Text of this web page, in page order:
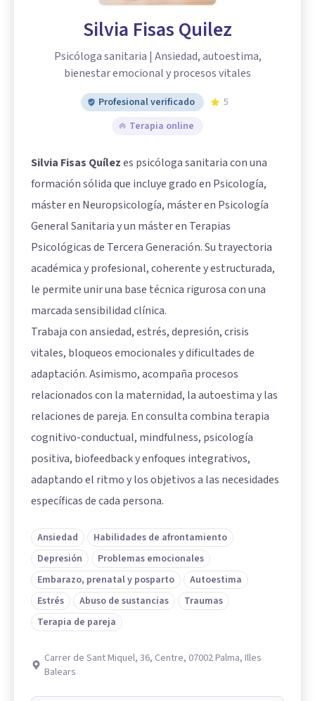
Silvia Fisas Quilez
Psicóloga sanitaria | Ansiedad, autoestima,
bienestar emocional y procesos vitales
Profesional verificado
5
Terapia online
Silvia Fisas Quílezes psicóloga sanitaria con una
formación sólida que incluye grado en Psicología,
máster en Neuropsicología, máster en Psicología
General Sanitaria y un máster en Terapias
Psicológicas de Tercera Generación. Su trayectoria
académica y profesional, coherente y estructurada,
le permite unir una base técnica rigurosa con una
marcada sensibilidad clínica.
Trabaja con ansiedad, estrés, depresión, crisis
vitales, bloqueos emocionales y dificultades de
adaptación. Asimismo, acompaña procesos
relacionados con la maternidad, la autoestima y las
relaciones de pareja. En consulta combina terapia
cognitivo-conductual, mindfulness, psicología
positiva, biofeedback y enfoques integrativos,
adaptando el ritmo y los objetivos a las necesidades
específicas de cada persona.
Ansiedad
Habilidades de afrontamiento
Depresión
Problemas emocionales
Embarazo, prenatal y posparto
Autoestima
Estrés
Abuso de sustancias
Traumas
Terapia de pareja
Carrer de Sant Miquel, 36, Centre, 07002 Palma, Illes
Balears